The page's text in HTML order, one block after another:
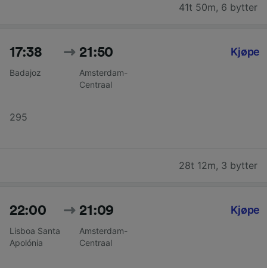
41t 50m, 6 bytter
17:38
Badajoz
21:50
Amsterdam-
Centraal
295
Kjøpe
28t 12m, 3 bytter
22:00
Lisboa Santa
Apolónia
21:09
Amsterdam-
Centraal
Kjøpe